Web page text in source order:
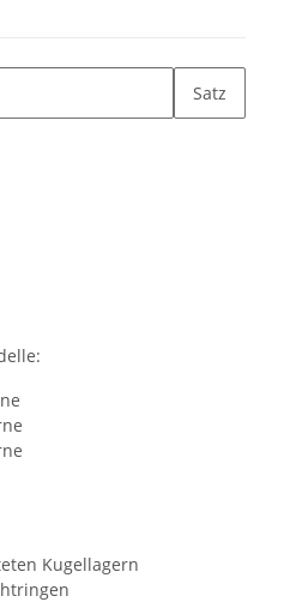
Satz
Kugellagern